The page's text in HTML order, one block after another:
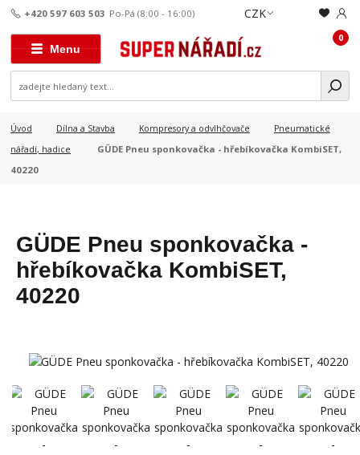
Menu
CZK
+420 597 603 503 Po-Pá (8:00 - 16:00)
0
Úvod Dílna a Stavba Kompresory a odvlhčovače
Pneumatické
nářadí, hadice
GÜDE Pneu sponkovačka - hřebíkovačka KombiSET,
40220
GÜDE Pneu sponkovačka -
hřebíkovačka KombiSET,
40220